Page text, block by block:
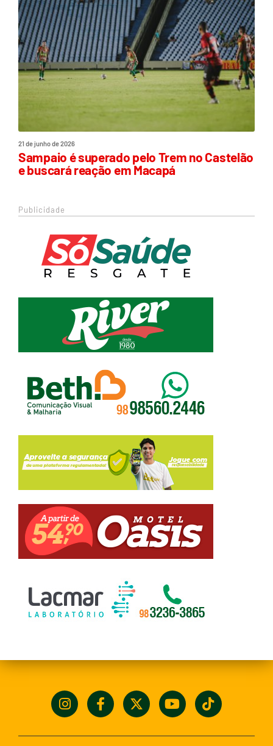
21 de junho de 2026
Sampaio é superado pelo Trem no Castelão
e buscará reação em Macapá
Publicidade